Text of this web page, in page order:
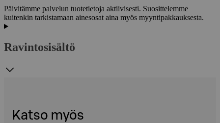
Päivitämme palvelun tuotetietoja aktiivisesti. Suosittelemme
kuitenkin tarkistamaan ainesosat aina myös myyntipakkauksesta.
Ravintosisältö
Katso myös